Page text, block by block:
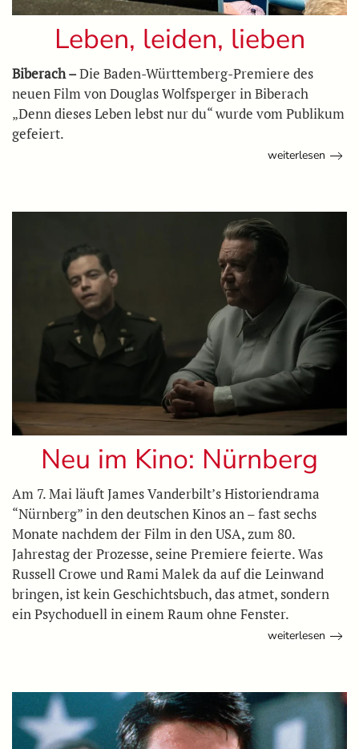
Leben, leiden, lieben
Biberach –Die Baden-Württemberg-Premiere des
neuen Film von Douglas Wolfsperger in Biberach
„Denn dieses Leben lebst nur du“ wurde vom Publikum
gefeiert.
weiterlesen
Neu im Kino: Nürnberg
Am 7. Mai läuft James Vanderbilt’s Historiendrama
“Nürnberg” in den deutschen Kinos an – fast sechs
Monate nachdem der Film in den USA, zum 80.
Jahrestag der Prozesse, seine Premiere feierte. Was
Russell Crowe und Rami Malek da auf die Leinwand
bringen, ist kein Geschichtsbuch, das atmet, sondern
ein Psychoduell in einem Raum ohne Fenster.
weiterlesen